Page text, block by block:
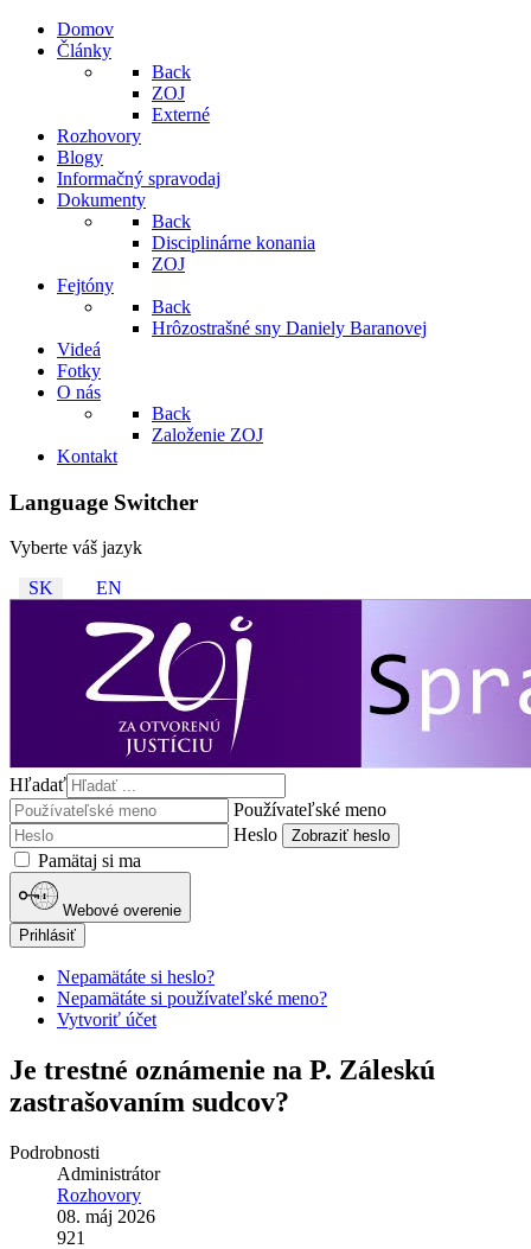
Domov
Články
Back
ZOJ
Externé
Rozhovory
Blogy
Informačný spravodaj
Dokumenty
Back
Disciplinárne konania
ZOJ
Fejtóny
Back
Hrôzostrašné sny Daniely Baranovej
Videá
Fotky
O nás
Back
Založenie ZOJ
Kontakt
Language Switcher
Vyberte váš jazyk
SK
EN
Hľadať
Používateľské meno
Heslo
Zobraziť heslo
Pamätaj si ma
Webové overenie
Prihlásiť
Nepamätáte si heslo?
Nepamätáte si používateľské meno?
Vytvoriť účet
Je trestné oznámenie na P. Záleskú
zastrašovaním sudcov?
Podrobnosti
Administrátor
Rozhovory
08. máj 2026
921